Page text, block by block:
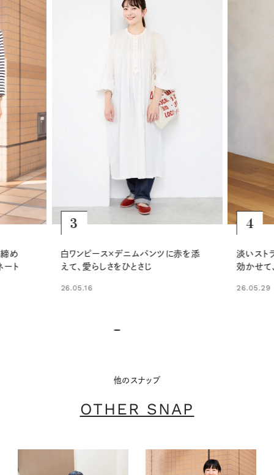
を添
4
淡いストライプワンピースにブラウンを
効かせて、やさしい大人の装いに
26.05.29
5
モデル・
とリネン
他のスナップ
OTHER SNAP